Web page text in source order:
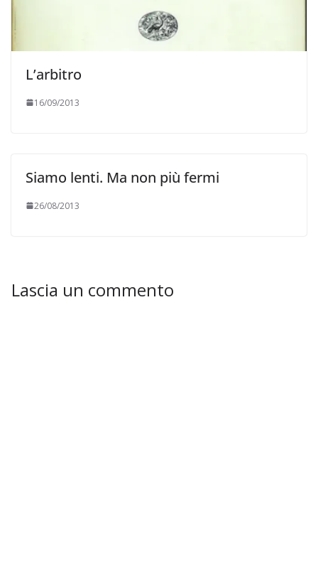
L’arbitro
16/09/2013
Siamo lenti. Ma non più fermi
26/08/2013
Lascia un commento